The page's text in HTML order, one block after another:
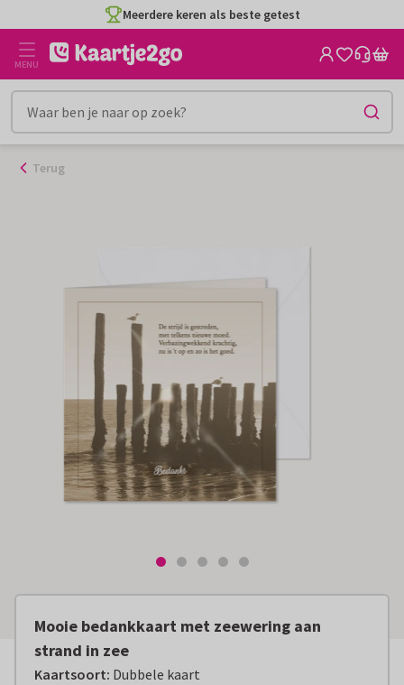
naar
inhoud
Meerdere keren als beste getest
MENU
Terug
Mooie bedankkaart met zeewering aan
strand in zee
Kaartsoort: Dubbele kaart